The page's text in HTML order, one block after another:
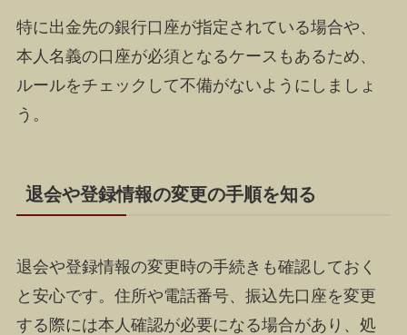
特に出金先の銀行口座が指定されている場合や、
本人名義の口座が必須となるケースもあるため、
ルールをチェックして不備がないようにしましょ
う。
退会や登録情報の変更の手順を知る
退会や登録情報の変更時の手続きも確認しておく
と安心です。住所や電話番号、振込先口座を変更
する際には本人確認が必要になる場合があり、処